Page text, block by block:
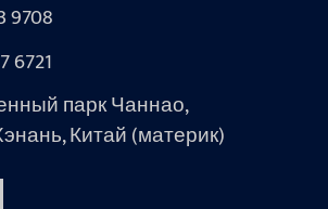
9708
6721
парк Чаннао,
Китай (материк)